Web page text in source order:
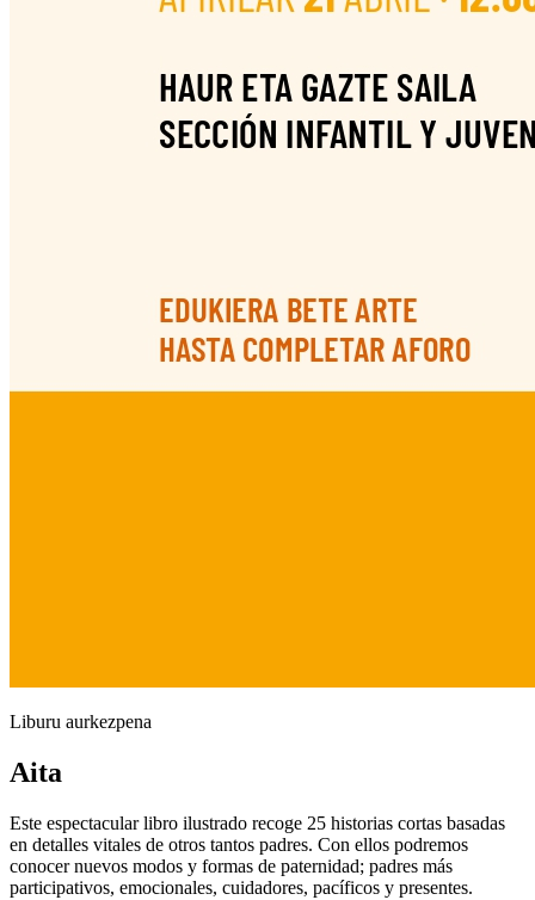
Liburu aurkezpena
Aita
Este espectacular libro ilustrado recoge 25 historias cortas basadas
en detalles vitales de otros tantos padres. Con ellos podremos
conocer nuevos modos y formas de paternidad; padres más
participativos, emocionales, cuidadores, pacíficos y presentes.